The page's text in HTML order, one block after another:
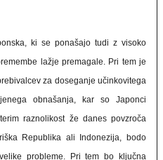
ki se ponašajo tudi z visoko
lažje premagale. Pri tem je
za doseganje učinkovitega
obnašanja, kar so Japonci
raznolikost že danes povzroča
Republika ali Indonezija, bodo
probleme. Pri tem bo ključna